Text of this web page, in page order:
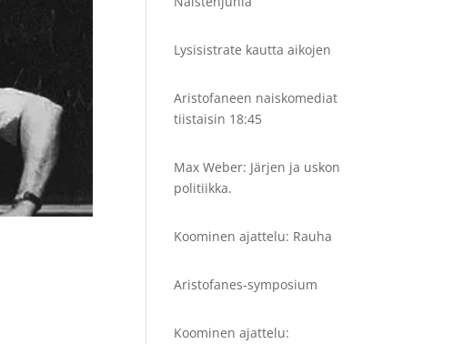
Lysisistrate kautta aikojen
Aristofaneen naiskomediat
tiistaisin 18:45
Max Weber: Järjen ja uskon
politiikka.
Koominen ajattelu: Rauha
Aristofanes-symposium
Koominen ajattelu: